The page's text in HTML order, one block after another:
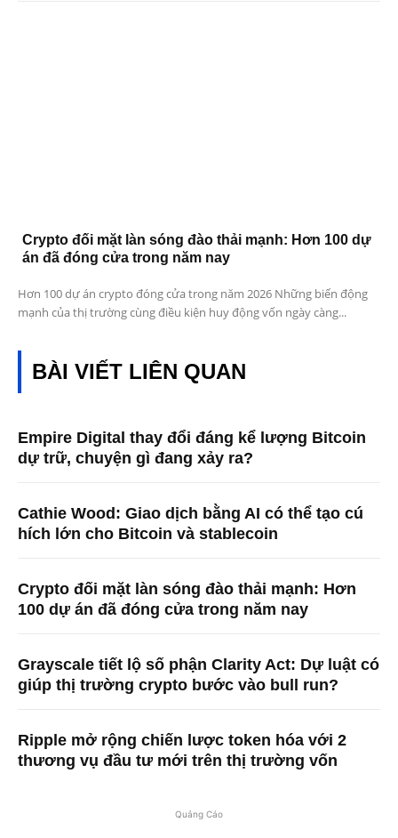
Crypto đối mặt làn sóng đào thải mạnh: Hơn 100 dự
án đã đóng cửa trong năm nay
Hơn 100 dự án crypto đóng cửa trong năm 2026 Những biến động
mạnh của thị trường cùng điều kiện huy động vốn ngày càng...
BÀI VIẾT LIÊN QUAN
Empire Digital thay đổi đáng kể lượng Bitcoin
dự trữ, chuyện gì đang xảy ra?
Cathie Wood: Giao dịch bằng AI có thể tạo cú
hích lớn cho Bitcoin và stablecoin
Crypto đối mặt làn sóng đào thải mạnh: Hơn
100 dự án đã đóng cửa trong năm nay
Grayscale tiết lộ số phận Clarity Act: Dự luật có
giúp thị trường crypto bước vào bull run?
Ripple mở rộng chiến lược token hóa với 2
thương vụ đầu tư mới trên thị trường vốn
Quảng Cáo